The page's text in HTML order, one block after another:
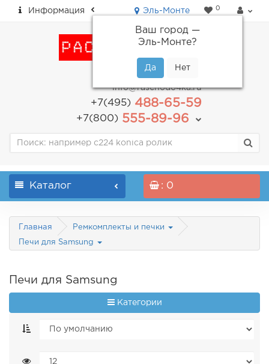
Информация Эль-Монте
Ваш город —
Эль-Монте?
0
пн-пт: с 9.00 до 18.00
info@raschodo4ka.ru
+7(495)488-65-59
+7(800)555-89-96
Каталог : 0
Главная Ремкомплекты и печки
Печи для Samsung
Печи для Samsung
Категории